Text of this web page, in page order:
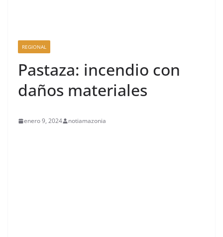
REGIONAL
Pastaza: incendio con
daños materiales
enero 9, 2024 notiamazonia